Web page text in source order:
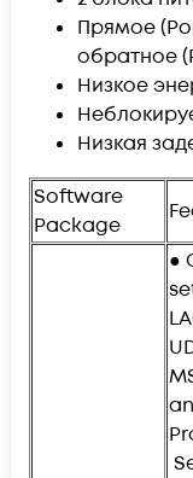
Прямое (
обратное (
Низкое
Низкая
Software
Package
●